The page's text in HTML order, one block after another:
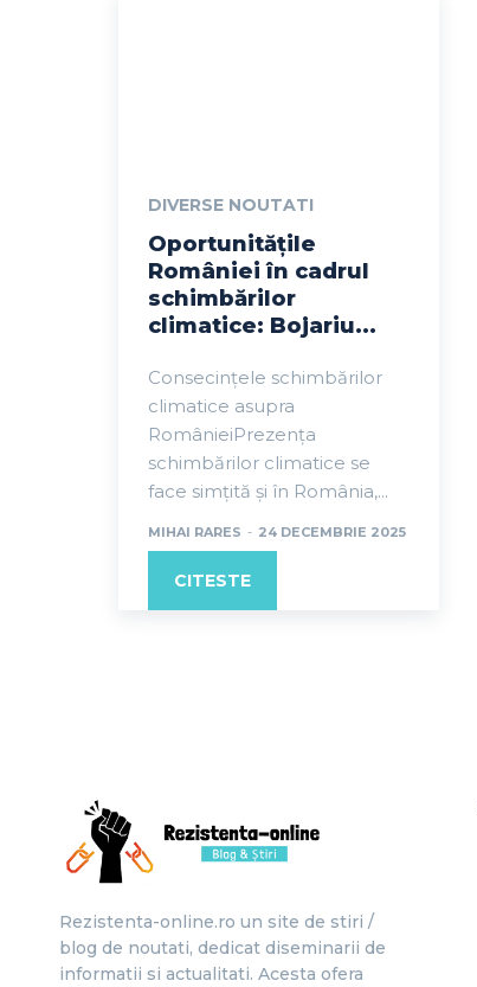
DIVERSE NOUTATI
Oportunitățile
României în cadrul
schimbărilor
climatice: Bojariu...
Consecințele schimbărilor
climatice asupra
RomânieiPrezența
schimbărilor climatice se
face simțită și în România,...
MIHAI RARES - 24 DECEMBRIE 2025
CITESTE
Rezistenta-online.ro un site de stiri /
blog de noutati, dedicat diseminarii de
informatii si actualitati. Acesta ofera